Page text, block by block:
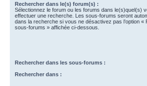
Rechercher dans le(s) forum(s) :
Sélectionnez le forum ou les forums dans le(s)quel(s)
effectuer une recherche. Les sous-forums seront
dans la recherche si vous ne désactivez pas l’option «
sous-forums » affichée ci-dessous.
Rechercher dans les sous-forums :
Rechercher dans :